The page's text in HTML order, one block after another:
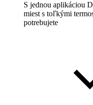
S jednou aplikáciou
miest s toľkými
potrebujete